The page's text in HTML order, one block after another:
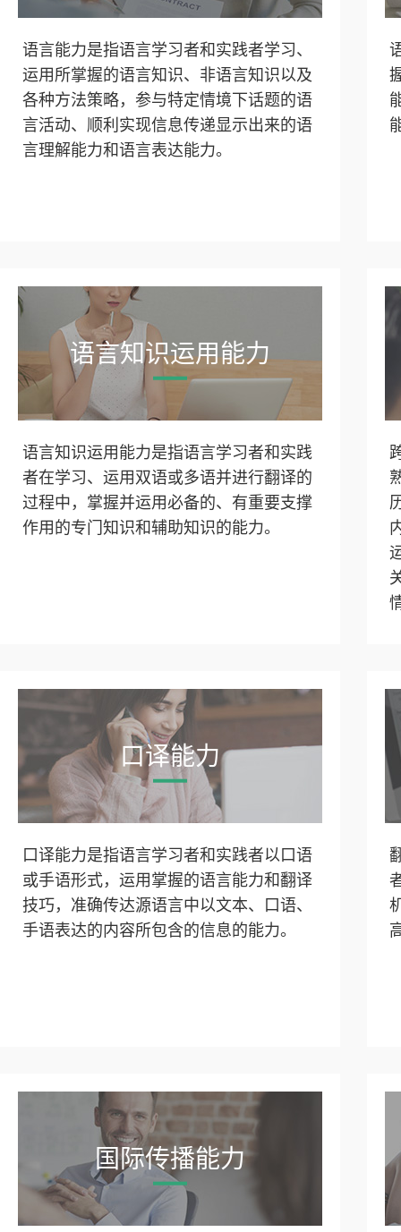
语言能力是指语言学习者和实践者学习、
运用所掌握的语言知识、非语言知识以及
各种方法策略，参与特定情境下话题的语
言活动、顺利实现信息传递显示出来的语
言理解能力和语言表达能力。
语言知识运用能力
语言知识运用能力是指语言学习者和实践
者在学习、运用双语或多语并进行翻译的
过程中，掌握并运用必备的、有重要支撑
作用的专门知识和辅助知识的能力。
口译能力
口译能力是指语言学习者和实践者以口语
或手语形式，运用掌握的语言能力和翻译
技巧，准确传达源语言中以文本、口语、
手语表达的内容所包含的信息的能力。
国际传播能力